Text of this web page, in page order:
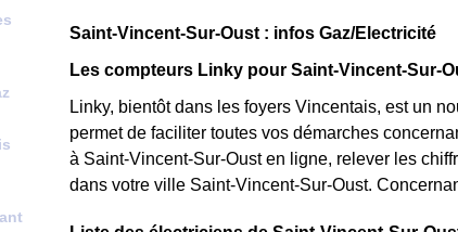
Saint-Vincent-Sur-Oust : infos Gaz/Electricité
Les compteurs Linky pour Saint-Vincent-Sur-
Linky, bientôt dans les foyers Vincentais, est un
permet de faciliter toutes vos démarches
à Saint-Vincent-Sur-Oust en ligne, relever les
dans votre ville Saint-Vincent-Sur-Oust.